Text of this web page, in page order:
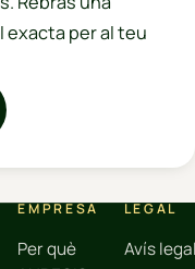
exacta per al teu
EMPRESA
Per què
LEGAL
Avís